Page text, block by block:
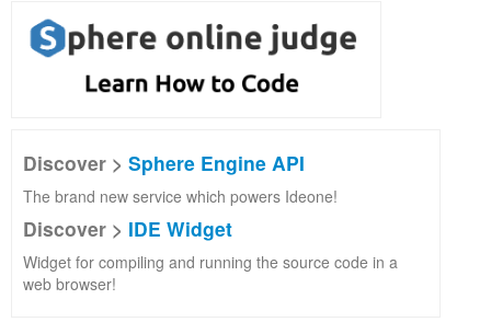
Discover > Sphere Engine API
The brand new service which powers Ideone!
Discover > IDE Widget
Widget for compiling and running the source code in a
web browser!